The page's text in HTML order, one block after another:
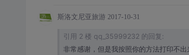
斯洛文尼亚旅游 2017-10-31
引用 2 楼 qq_35999232 的回复:
非常感谢，但是我按照你的方法打印不出来